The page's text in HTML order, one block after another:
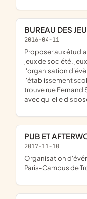
BUREAU DES
2016-04-11
proposer aux étudiants gratuitement de disposer de
jeux de société,
l'organisation
l'établissement
trouve rue Fernand
avec qui elle
PUB ET
2017-11-10
organisation d'événements festifs au sein de l'ESTP
Paris-Campus de